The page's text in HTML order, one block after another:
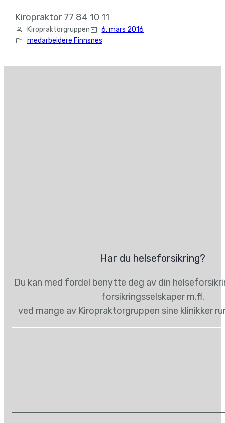
Kiropraktor 77 84 10 11
Kiropraktorgruppen
6. mars 2016
medarbeidere Finnsnes
Har du helseforsikring?
Du kan med fordel benytte deg av din
forsikringsselskaper m.fl.
ved mange av Kiropraktorgruppen sine klinikker